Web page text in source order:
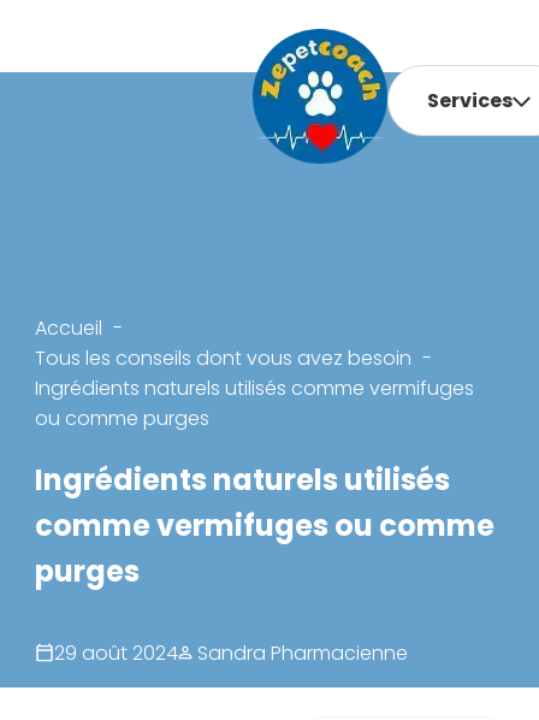
Services
Accueil
Tous les conseils dont vous avez besoin
Ingrédients naturels utilisés comme vermifuges
ou comme purges
Ingrédients naturels utilisés
comme vermifuges ou comme
purges
29 août 2024 Sandra Pharmacienne